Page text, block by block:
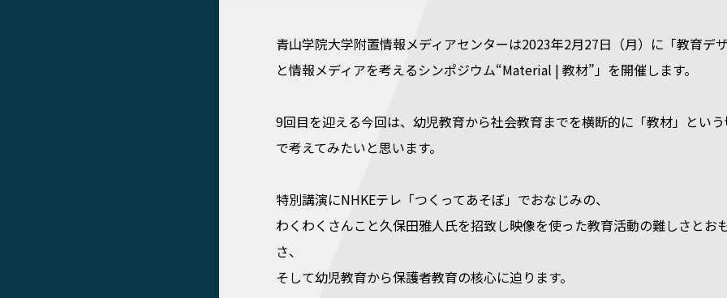
青山学院大学附置情報メディアセンターは2023年2月27日（月）に「教育デ
と情報メディアを考えるシンポジウム“Material | 教材”」を開催します。
9回目を迎える今回は、幼児教育から社会教育までを横断的に「教材」とい
で考えてみたいと思います。
特別講演にNHKEテレ「つくってあそぼ」でおなじみの、
わくわくさんこと久保田雅人氏を招致し映像を使った教育活動の難しさとお
さ、
そして幼児教育から保護者教育の核心に迫ります。